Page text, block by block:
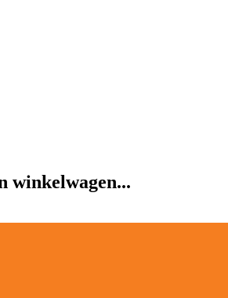
winkelwagen...